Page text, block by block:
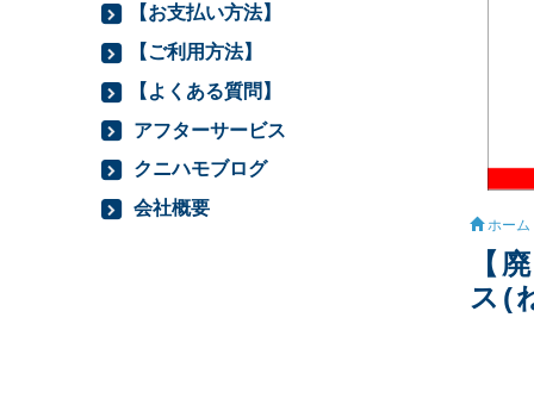
ホーム
【
ス(
【お支払い方法】
【ご利用方法】
【よくある質問】
アフターサービス
クニハモブログ
会社概要